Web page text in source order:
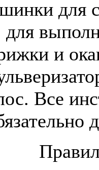
для
для
и
Все